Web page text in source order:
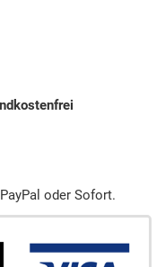
oder Sofort.